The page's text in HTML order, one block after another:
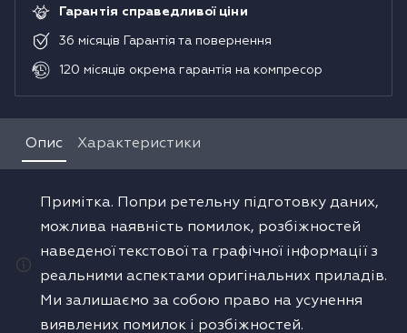
Гарантія справедливої ціни
36 місяців Гарантія та повернення
120 місяців окрема гарантія на компресор
Опис Характеристики
Примітка. Попри ретельну підготовку даних,
можлива наявність помилок, розбіжностей
наведеної текстової та графічної інформації з
реальними аспектами оригінальних приладів.
Ми залишаємо за собою право на усунення
виявлених помилок і розбіжностей.